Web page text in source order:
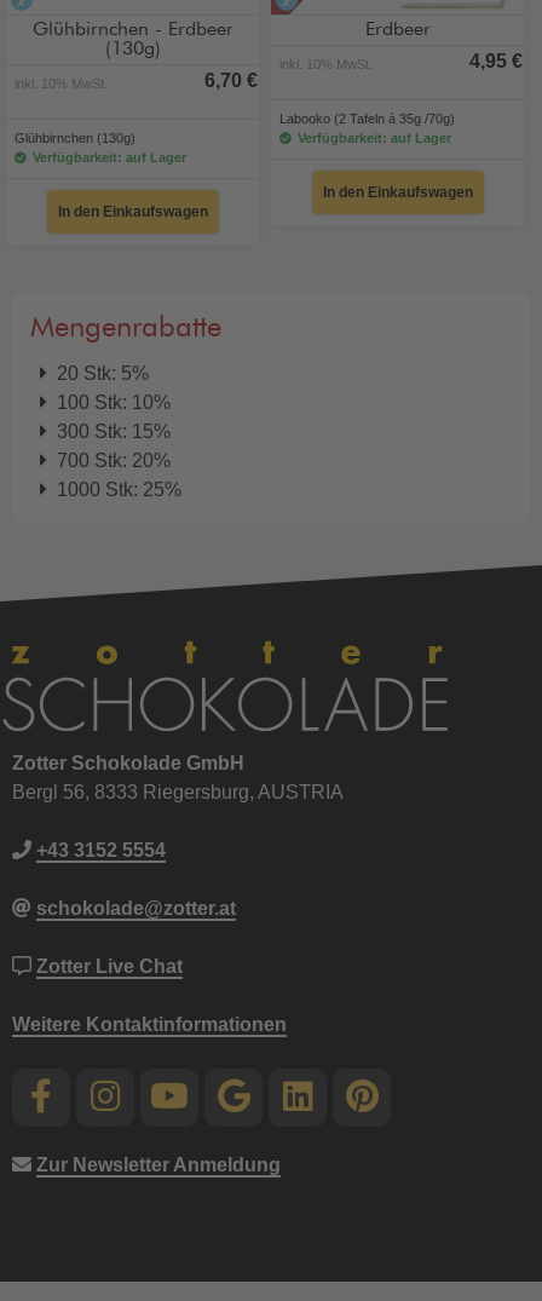
Glühbirnchen - Erdbeer
(130g)
inkl. 10% MwSt. 6,70 €
Glühbirnchen (130g)
Verfügbarkeit: auf Lager
In den Einkaufswagen
Erdbeer
inkl. 10% MwSt. 4,95 €
Labooko (2 Tafeln à 35g /70g)
Verfügbarkeit: auf Lager
In den Einkaufswagen
Mengenrabatte
20 Stk: 5%
100 Stk: 10%
300 Stk: 15%
700 Stk: 20%
1000 Stk: 25%
Zotter Schokolade GmbH
Bergl 56, 8333 Riegersburg, AUSTRIA
+43 3152 5554
schokolade@zotter.at
Zotter Live Chat
Weitere Kontaktinformationen
Zur Newsletter Anmeldung